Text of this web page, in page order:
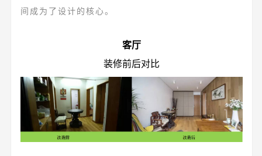
间成为了设计的核心。
客厅
装修前后对比